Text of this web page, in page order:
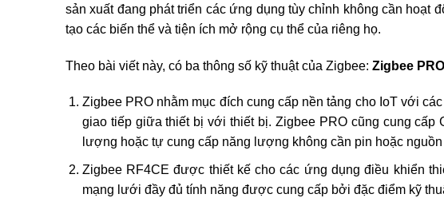
sản xuất đang phát triển các ứng dụng tùy chỉnh không cần hoạt
tạo các biến thể và tiện ích mở rộng cụ thể của riêng họ.
Theo bài viết này, có ba thông số kỹ thuật của Zigbee: Zigbee
Zigbee PRO nhằm mục đích cung cấp nền tảng cho IoT với
giao tiếp giữa thiết bị với thiết bị. Zigbee PRO cũng cung cấp
lượng hoặc tự cung cấp năng lượng không cần pin hoặc nguồn
Zigbee RF4CE được thiết kế cho các ứng dụng điều khiển
mạng lưới đầy đủ tính năng được cung cấp bởi đặc điểm kỹ